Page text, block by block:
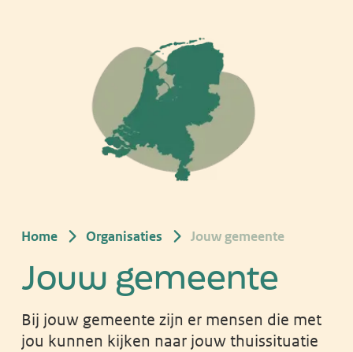
Home Organisaties Jouw gemeente
Jouw gemeente
Bij jouw gemeente zijn er mensen die met
jou kunnen kijken naar jouw thuissituatie